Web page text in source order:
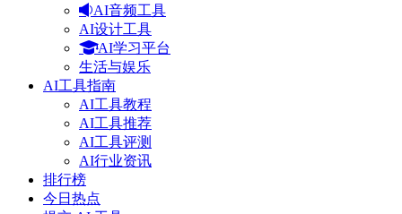
AI音频工具
AI设计工具
AI学习平台
生活与娱乐
AI工具指南
AI工具教程
AI工具推荐
AI工具评测
AI行业资讯
排行榜
今日热点